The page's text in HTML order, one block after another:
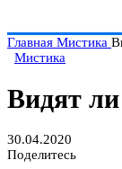
Главная Мистика
Мистика
Видят
30.04.2020
Поделитесь